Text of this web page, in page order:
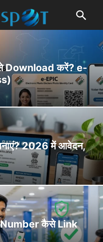
Download करें? e-
2026 में आवेदन,
कैसे Link